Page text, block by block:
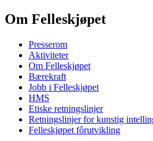
Om Felleskjøpet
Presserom
Aktiviteter
Om Felleskjøpet
Bærekraft
Jobb i Felleskjøpet
HMS
Etiske retningslinjer
Retningslinjer for kunstig
Felleskjøpet fôrutvikling